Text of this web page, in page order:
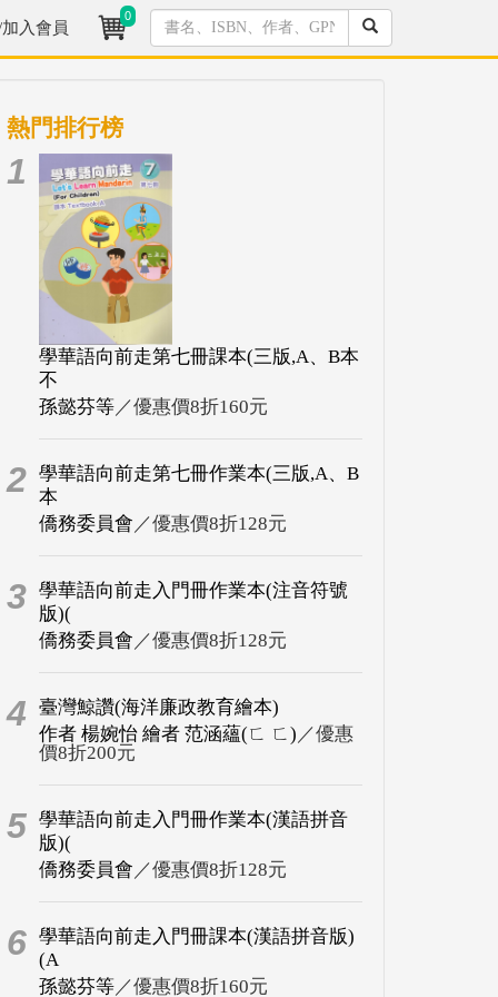
入會員
0
熱門排行榜
1
學華語向前走第七冊課本(三版,A、B本
不
孫懿芬等／優惠價8折160元
2 學華語向前走第七冊作業本(三版,A、B
本
僑務委員會 ／優惠價8折128元
3 學華語向前走入門冊作業本(注音符號
版)(
僑務委員會 ／優惠價8折128元
4
臺灣鯨讚(海洋廉政教育繪本)
作者 楊婉怡 繪者 范涵蘊(ㄈ ㄈ) ／優惠
價8折200元
5 學華語向前走入門冊作業本(漢語拼音
版)(
僑務委員會 ／優惠價8折128元
6 學華語向前走入門冊課本(漢語拼音版)
(A
孫懿芬等／優惠價8折160元